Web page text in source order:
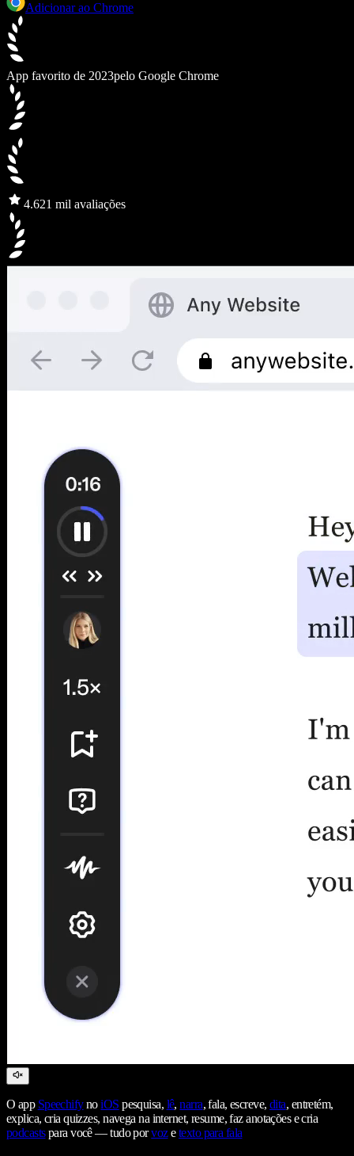
Adicionar ao Chrome
App favorito de 2023pelo Google Chrome
4.621 mil avaliações
O app SpeechifynoiOS pesquisa, lê,narra, fala, escreve,dita, entretém,
explica, cria quizzes, navega na internet, resume, faz anotações e cria
podcastspara você — tudo porvozetexto para fala